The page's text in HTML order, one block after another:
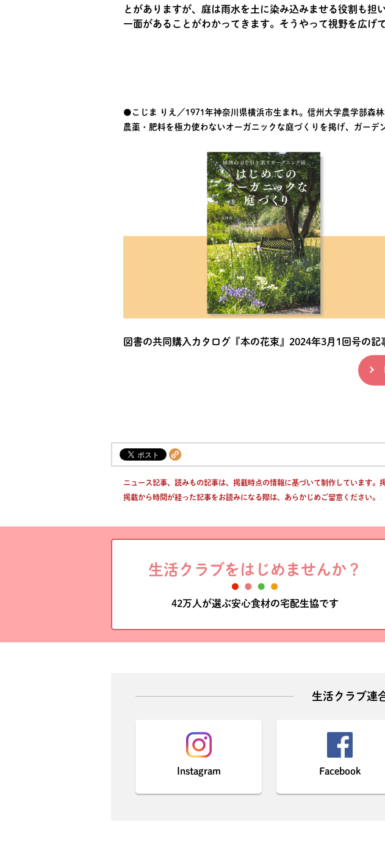
とがありますが、庭は雨水を土に染み込みませる役割も
一面があることがわかってきます。そうやって視野を広げ
●こじま りえ／1971年神奈川県横浜市生まれ。信州大学農学部森
農薬・肥料を極力使わないオーガニックな庭づくりを掲げ、ガー
図書の共同購入カタログ『本の花束』2024年3月1回号の記
ニュース記事、読みもの記事は、掲載時点の情報に基づいて制作しています
掲載から時間が経った記事をお読みになる際は、あらかじめご留意ください。
生活クラブをはじめませんか？
42万人が選ぶ安心食材の宅配生協です
生活クラブ連
Instagram Facebook